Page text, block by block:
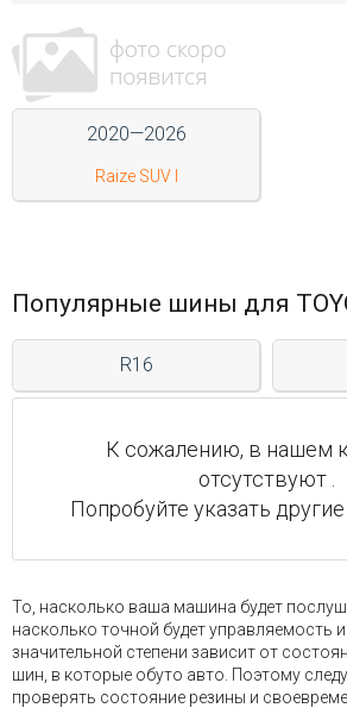
Контакты
Войти на сайт
+7(812)317-
17-
Пт:
9:00
21:00
2020—2026
Raize SUV I
Популярные шины для
R16
К сожалению, в нашем
отсутствуют .
Попробуйте указать
То, насколько ваша машина будет
насколько точной будет управляемость
значительной степени зависит от
шин, в которые обуто авто. Поэтому
проверять состояние резины и